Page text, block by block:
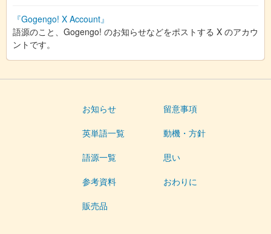
『Gogengo! X Account』
語源のこと、Gogengo! のお知らせなどをポストする X のアカウ
ントです。
お知らせ
英単語一覧
語源一覧
参考資料
販売品
留意事項
動機・方針
思い
おわりに